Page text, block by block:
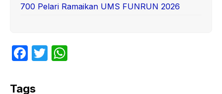
700 Pelari Ramaikan UMS FUNRUN 2026
F
c
T
Tags